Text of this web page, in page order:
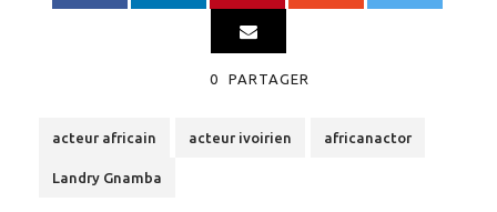
0 PARTAGER
acteur africain acteur ivoirien africanactor
Landry Gnamba